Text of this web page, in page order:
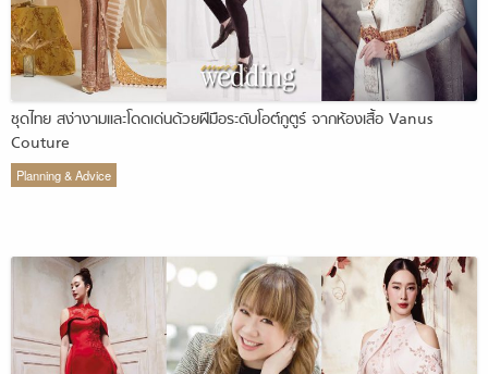
ชุดไทย สง่างามและโดดเด่นด้วยฝีมือระดับโอต์กูตูร์ จากห้องเสื้อ Vanus
Couture
Planning & Advice